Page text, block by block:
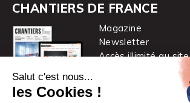
CHANTIERS DE FRANCE
Magazine
Newsletter
Accès illimité au site